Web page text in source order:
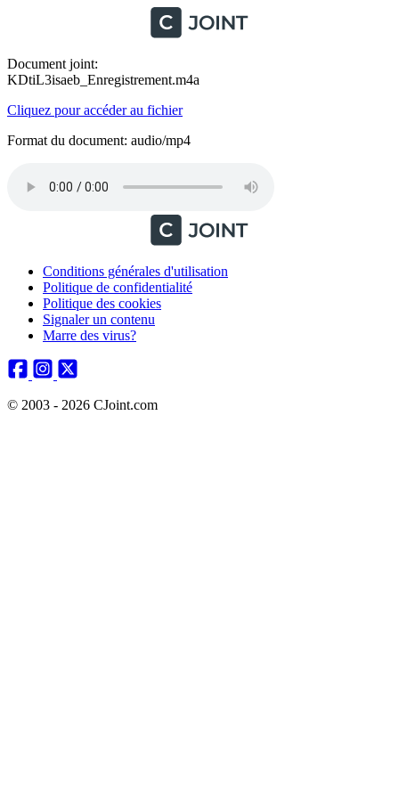
Document joint:
KDtiL3isaeb_Enregistrement.m4a
Cliquez pour accéder au fichier
Format du document: audio/mp4
Conditions générales d'utilisation
Politique de confidentialité
Politique des cookies
Signaler un contenu
Marre des virus?
© 2003 - 2026 CJoint.com